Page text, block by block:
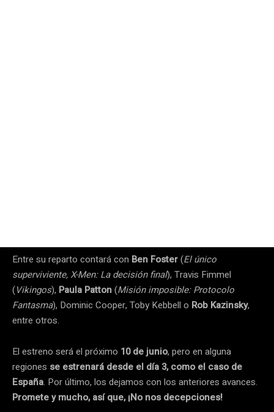
Entre su reparto contará con Ben Foster(El único
superviviente, X-Men: La decisión final), Travis Fimmel
(Vikingos), Paula Patton(Misión imposible: Protocolo
Fantasma), Dominic Cooper, Toby Kebbell o Rob Kazinsky,
entre otros.
El estreno será el próximo 10 de junio, pero en alguna
regiones se estrenará desde el día 3, como el caso de
España. Por último, los dejamos con los anteriores avances.
Promete y mucho, así que, ¡No nos decepciones!